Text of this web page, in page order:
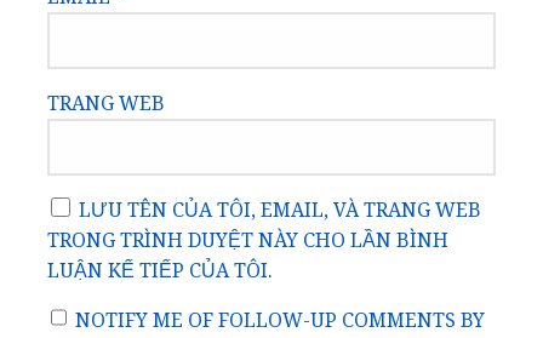
TRANG WEB
LƯU TÊN CỦA TÔI, EMAIL, VÀ TRANG WEB
TRONG TRÌNH DUYỆT NÀY CHO LẦN BÌNH
LUẬN KẾ TIẾP CỦA TÔI.
NOTIFY ME OF FOLLOW-UP COMMENTS BY